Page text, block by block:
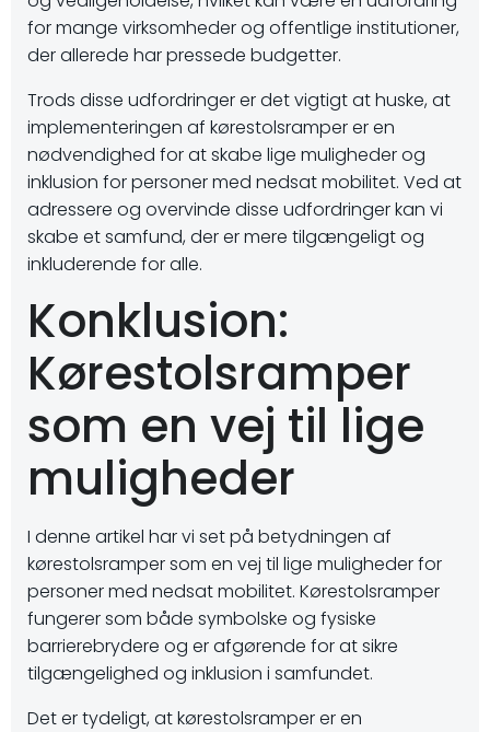
for mange virksomheder og offentlige institutioner,
der allerede har pressede budgetter.
Trods disse udfordringer er det vigtigt at huske, at
implementeringen af kørestolsramper er en
nødvendighed for at skabe lige muligheder og
inklusion for personer med nedsat mobilitet. Ved at
adressere og overvinde disse udfordringer kan vi
skabe et samfund, der er mere tilgængeligt og
inkluderende for alle.
Konklusion:
Kørestolsramper
som en vej til lige
muligheder
I denne artikel har vi set på betydningen af
kørestolsramper som en vej til lige muligheder for
personer med nedsat mobilitet. Kørestolsramper
fungerer som både symbolske og fysiske
barrierebrydere og er afgørende for at sikre
tilgængelighed og inklusion i samfundet.
Det er tydeligt, at kørestolsramper er en